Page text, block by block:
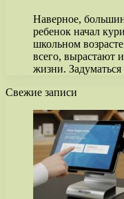
Наверное,
ребенок начал
школьном
всего, вырастают
жизни.
Свежие записи